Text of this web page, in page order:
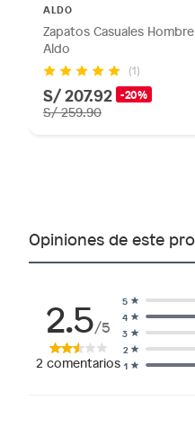
ALDO
Zapatos Casuales Hombre
Aldo
(1)
S/ 207.92 -20%
S/ 259.90
Opiniones de este
2.5/5
2 comentarios 1
2
3
4
5